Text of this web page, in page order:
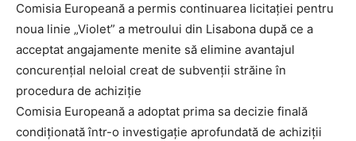
Comisia Europeană a permis continuarea licitației pentru
noua linie „Violet” a metroului din Lisabona după ce a
acceptat angajamente menite să elimine avantajul
concurențial neloial creat de subvenții străine în
procedura de achiziție
Comisia Europeană a adoptat prima sa decizie finală
condiționată într-o investigație aprofundată de achiziții